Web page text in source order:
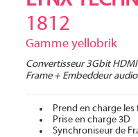
1812
Gamme yellobrik
Convertisseur 3Gbit
Frame + Embeddeur
Prend en charge les
Prise en charge 3D
Synchroniseur de